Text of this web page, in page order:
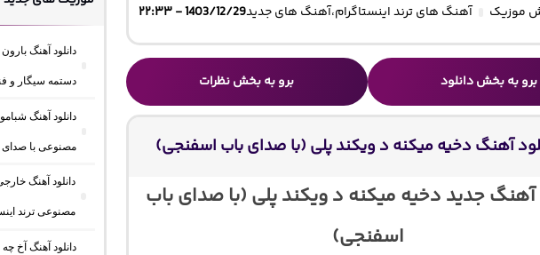
موزیک آهنگ های ترند اینستاگرام،آهنگ های جدید1403/12/29 - ۲۲:۳۳
برو به بخش دانلود برو به بخش نظرات
آهنگ دخیه میکنه د ویکند پلی (با صدای باب اسفنجی)
آهنگ جدید دخیه میکنه د ویکند پلی (با صدای باب
اسفنجی)
دانلود آهنگ
دستمه سیگار و
دانلود آهنگ
مصنوعی با
مصنوعی ترند
دانلود آهنگ آخ